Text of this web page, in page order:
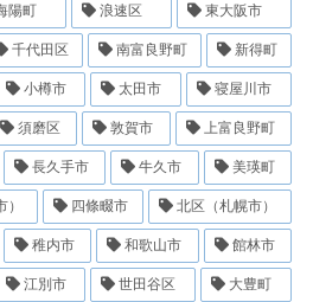
陽町 浪速区 東大阪市
千代田区 南富良野町 新得町
小樽市 太田市 寝屋川市
須磨区 敦賀市 上富良野町
長久手市 牛久市 美瑛町
四條畷市 北区（札幌市）
稚内市 和歌山市 館林市
江別市 世田谷区 大豊町